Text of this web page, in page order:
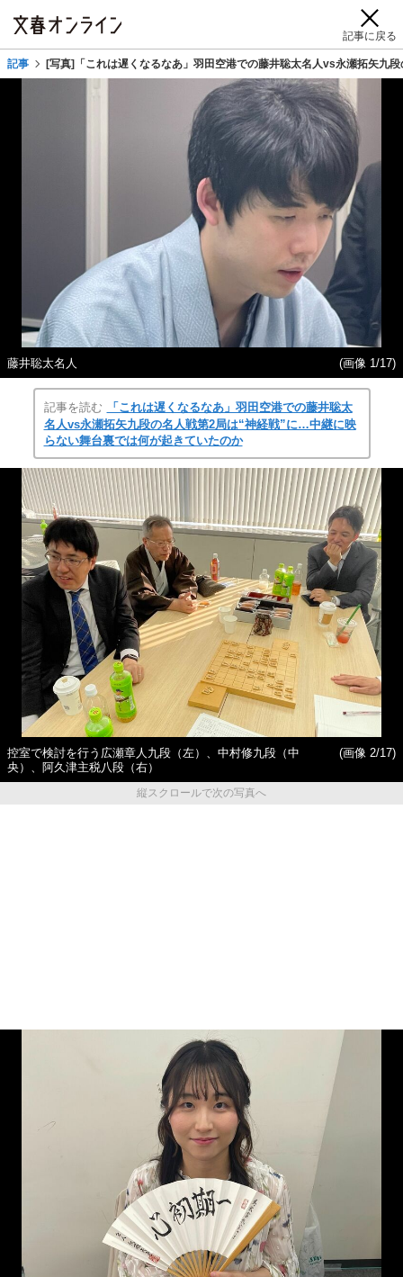
記事に戻る
記事 [写真]「これは遅くなるなあ」羽田空港での藤井聡太名人vs永瀬拓矢九
藤井聡太名人 (画像 1/17)
記事を読む
「これは遅くなるなあ」羽田空港での藤井聡太
名人vs永瀬拓矢九段の名人戦第2局は“神経戦”に…中継に映
らない舞台裏では何が起きていたのか
控室で検討を行う広瀬章人九段（左）、中村修九段（中
央）、阿久津主税八段（右）
(画像 2/17)
縦スクロールで次の写真へ